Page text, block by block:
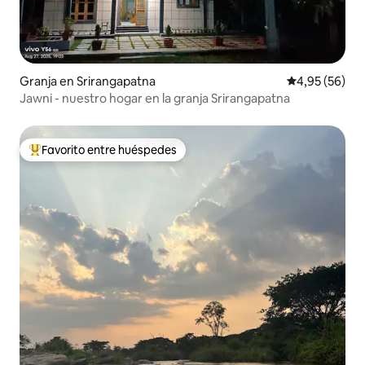
Granja en Srirangapatna Calificación
4,95 (56)
Jawni - nuestro hogar en la granja Srirangapatna
Favorito entre los huéspedes más destacados
Favorito entre huéspedes